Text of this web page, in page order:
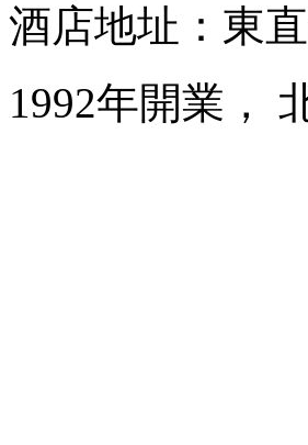
酒店地址：東
1992年開業，